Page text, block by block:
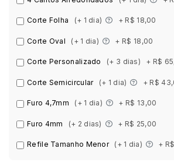
Corte Folha (+ 1 dia) + R$ 18,00
Corte Oval (+ 1 dia) + R$ 18,00
Corte Personalizado (+ 3 dias) + R$
Corte Semicircular (+ 1 dia) + R$
Furo 4,7mm (+ 1 dia) + R$ 13,00
Furo 4mm (+ 2 dias) + R$ 25,00
Refile Tamanho Menor (+ 1 dia) +